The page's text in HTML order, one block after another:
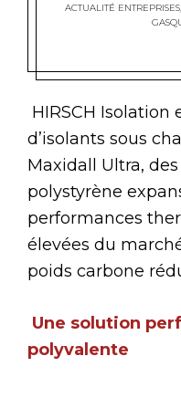
ACTUALITÉ ENTREPRISES,
HIRSCH
d’isolants sous
Maxidall Ultra,
polystyrène
performances
élevées du
poids carbone
Une solution
polyvalente